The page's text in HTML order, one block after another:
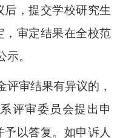
，提交学校研究生
，审定结果在全校范
示。
评审结果有异议的，
评审委员会提出申
以答复。如申诉人